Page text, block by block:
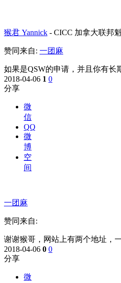
猴君 Yannick - CICC 加拿大联邦
赞同来自: 一团麻
如果是QSW的申请，并且你有长
2018-04-06 1 0
分享
微
信
QQ
微
博
空
间
一团麻
赞同来自:
谢谢猴哥，网站上有两个地址，
2018-04-06 0 0
分享
微